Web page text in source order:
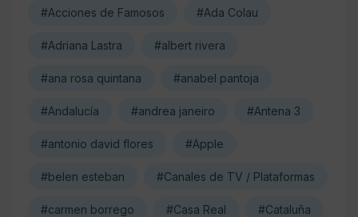
#Acciones de Famosos #Ada Colau
#Adriana Lastra #albert rivera
#ana rosa quintana #anabel pantoja
#Andalucía #andrea janeiro #Antena 3
#antonio david flores #Apple
#belen esteban #Canales de TV / Plataformas
#carmen borrego #Casa Real #Cataluña